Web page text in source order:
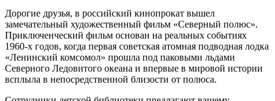
Дорогие друзья, в российский кинопрокат вышел
замечательный художественный фильм «Северный полюс».
Приключенческий фильм основан на реальных событиях
1960-х годов, когда первая советская атомная подводная лодка
«Ленинский комсомол» прошла под паковыми льдами
Северного Ледовитого океана и впервые в мировой истории
всплыла в непосредственной близости от полюса.